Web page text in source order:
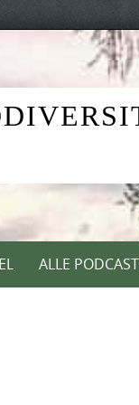
ALLE